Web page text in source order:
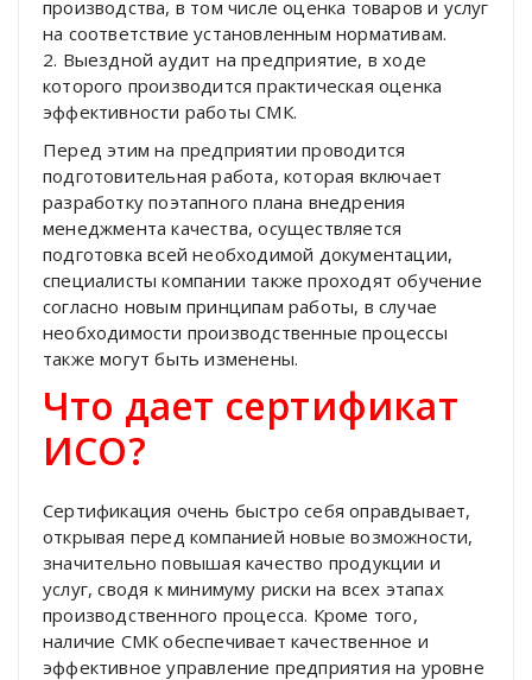
производства, в том числе оценка товаров и услуг
на соответствие установленным нормативам.
2. Выездной аудит на предприятие, в ходе
которого производится практическая оценка
эффективности работы СМК.
Перед этим на предприятии проводится
подготовительная работа, которая включает
разработку поэтапного плана внедрения
менеджмента качества, осуществляется
подготовка всей необходимой документации,
специалисты компании также проходят обучение
согласно новым принципам работы, в случае
необходимости производственные процессы
также могут быть изменены.
Что дает сертификат
ИСО?
Сертификация очень быстро себя оправдывает,
открывая перед компанией новые возможности,
значительно повышая качество продукции и
услуг, сводя к минимуму риски на всех этапах
производственного процесса. Кроме того,
наличие СМК обеспечивает качественное и
эффективное управление предприятия на уровне